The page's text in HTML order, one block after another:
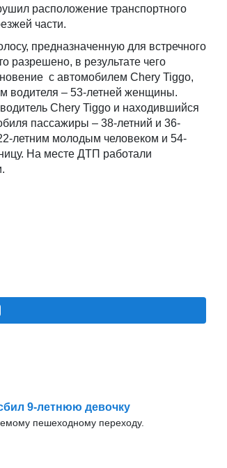
расположение транспортного
части.
предназначенную для встречного
разрешено, в результате чего
с автомобилем Chery Tiggo,
водителя – 53-летней женщины.
Chery Tiggo и находившийся
пассажиры – 38-летний и 36-
летним молодым человеком и 54-
На месте ДТП работали
9-летнюю девочку
пешеходному переходу.